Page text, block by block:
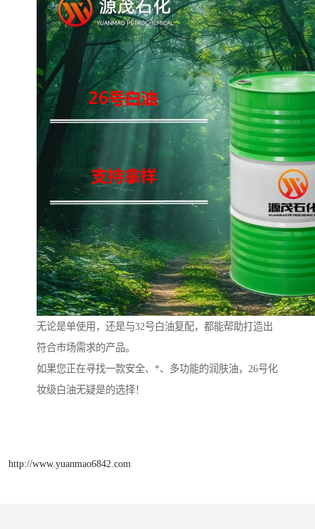
无论是单使用，还是与32号白油复配，都能帮助打造出
符合市场需求的产品。
如果您正在寻找一款安全、*、多功能的润肤油，26号化
妆级白油无疑是的选择！
http://www.yuanmao6842.com